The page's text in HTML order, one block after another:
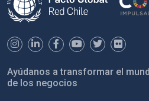
Ayúdanos a transformar el
de los negocios